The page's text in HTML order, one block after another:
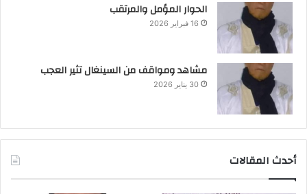
الحوار المؤمل والمرتقب
16 فبراير 2026
مشاهد ومواقف من السينغال تثير العجب
30 يناير 2026
أحدث المقالات